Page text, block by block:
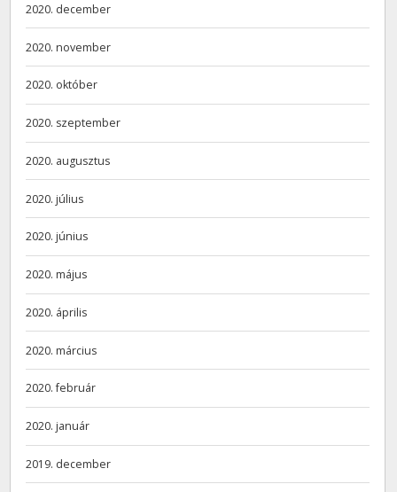
2020. december
2020. november
2020. október
2020. szeptember
2020. augusztus
2020. július
2020. június
2020. május
2020. április
2020. március
2020. február
2020. január
2019. december